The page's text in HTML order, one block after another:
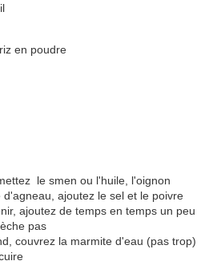
en poudre
le smen ou l'huile, l'oignon
ajoutez le sel et le poivre
ajoutez de temps en temps un peu
pas
couvrez la marmite d'eau (pas trop)